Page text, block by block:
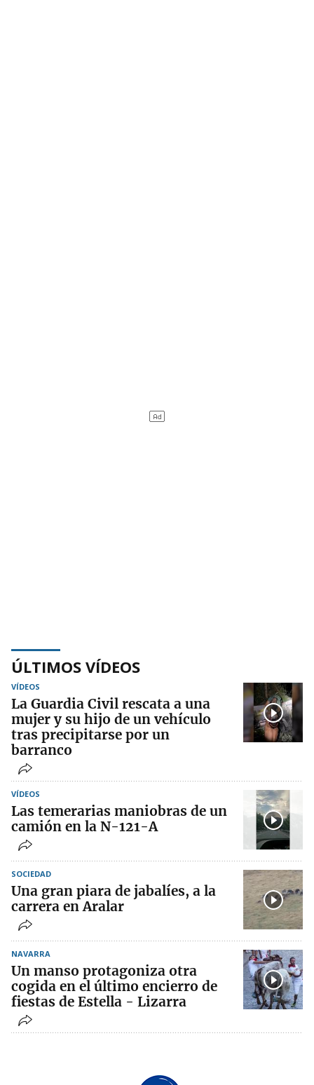
ÚLTIMOS VÍDEOS
VÍDEOS
La Guardia Civil rescata a una
mujer y su hijo de un vehículo
tras precipitarse por un
barranco
VÍDEOS
Las temerarias maniobras de un
camión en la N-121-A
SOCIEDAD
Una gran piara de jabalíes, a la
carrera en Aralar
NAVARRA
Un manso protagoniza otra
cogida en el último encierro de
fiestas de Estella - Lizarra